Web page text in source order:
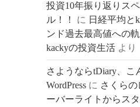
投資10年振り返りス
ル！！
に 日経平均と
ンド過去最高値への
kackyの投資生活 より
さようならtDiary、こ
WordPress に さくら
ーバーライトからス